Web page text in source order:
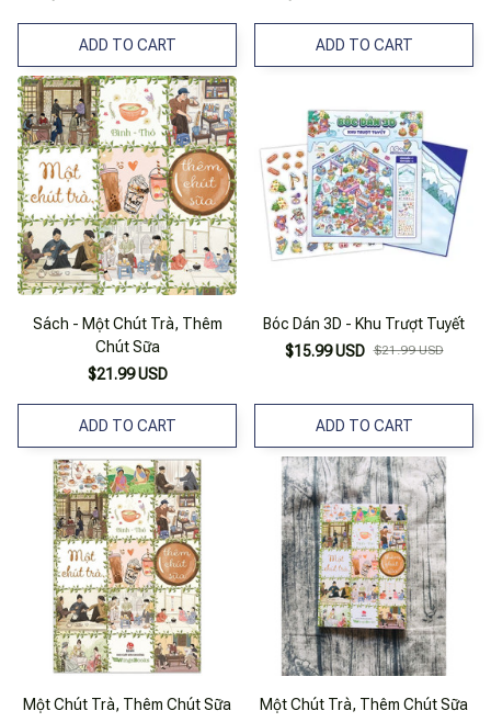
ADD TO CART ADD TO CART
Sách - Một Chút Trà, Thêm
Chút Sữa
$21.99 USD
ADD TO CART
Bóc Dán 3D - Khu Trượt Tuyết
$15.99 USD $21.99 USD
ADD TO CART
Một Chút Trà, Thêm Chút Sữa
Một Chút Trà, Thêm Chút Sữa